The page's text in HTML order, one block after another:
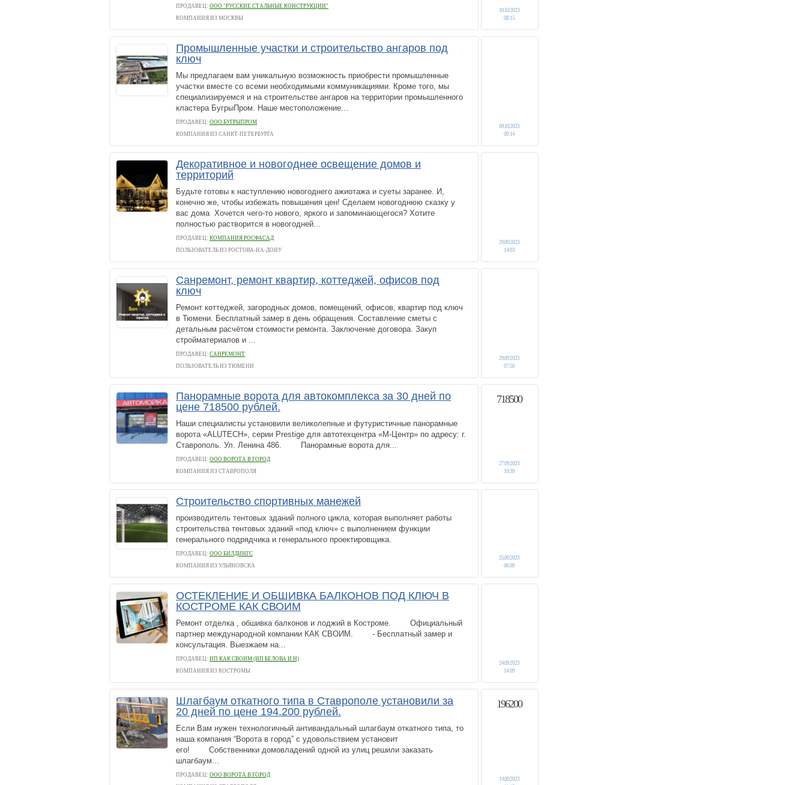
ПРОДАВЕЦ: ООО "РУССКИЕ СТАЛЬНЫЕ КОНСТРУКЦИИ"
КОМПАНИЯ ИЗ МОСКВЫ
10.10.2023
08:15
Промышленные участки и строительство ангаров под
ключ
Мы предлагаем вам уникальную возможность приобрести промышленные
участки вместе со всеми необходимыми коммуникациями. Кроме того, мы
специализируемся и на строительстве ангаров на территории промышленного
кластера БугрыПром. Наше местоположение...
ПРОДАВЕЦ: ООО БУГРЫПРОМ
КОМПАНИЯ ИЗ САНКТ-ПЕТЕРБУРГА
09.10.2023
09:14
Декоративное и новогоднее освещение домов и
территорий
Будьте готовы к наступлению новогоднего ажиотажа и суеты заранее. И,
конечно же, чтобы избежать повышения цен! Сделаем новогоднюю сказку у
вас дома Хочется чего-то нового, яркого и запоминающегося? Хотите
полностью растворится в новогодней...
ПРОДАВЕЦ: КОМПАНИЯ РОСФАСАД
ПОЛЬЗОВАТЕЛЬ ИЗ РОСТОВА-НА-ДОНУ
29.09.2023
14:03
Санремонт, ремонт квартир, коттеджей, офисов под
ключ
Ремонт коттеджей, загородных домов, помещений, офисов, квартир под ключ
в Тюмени. Бесплатный замер в день обращения. Составление сметы с
детальным расчётом стоимости ремонта. Заключение договора. Закуп
стройматериалов и ...
ПРОДАВЕЦ: САНРЕМОНТ
ПОЛЬЗОВАТЕЛЬ ИЗ ТЮМЕНИ
29.09.2023
07:50
Панорамные ворота для автокомплекса за 30 дней по
цене 718500 рублей.
Наши специалисты установили великолепные и футуристичные панорамные
ворота «ALUTECH», серии Prestige для автотехцентра «М-Центр» по адресу: г.
Ставрополь. Ул. Ленина 486. Панорамные ворота для...
ПРОДАВЕЦ: ООО ВОРОТА В ГОРОД
КОМПАНИЯ ИЗ СТАВРОПОЛЯ
718500
27.09.2023
19:39
Строительство спортивных манежей
производитель тентовых зданий полного цикла, которая выполняет работы
строительства тентовых зданий «под ключ» с выполнением функции
генерального подрядчика и генерального проектировщика.
ПРОДАВЕЦ: ООО БИЛДИНГС
КОМПАНИЯ ИЗ УЛЬЯНОВСКА
25.09.2023
06:09
ОСТЕКЛЕНИЕ И ОБШИВКА БАЛКОНОВ ПОД КЛЮЧ В
КОСТРОМЕ КАК СВОИМ
Ремонт отделка , обшивка балконов и лоджий в Костроме. Официальный
партнер международной компании КАК СВОИМ. - Бесплатный замер и
консультация. Выезжаем на...
ПРОДАВЕЦ: ИП КАК СВОИМ (ИП БЕЛОВА И.Н)
КОМПАНИЯ ИЗ КОСТРОМЫ
24.09.2023
14:09
Шлагбаум откатного типа в Ставрополе установили за
20 дней по цене 194.200 рублей.
Если Вам нужен технологичный антивандальный шлагбаум откатного типа, то
наша компания “Ворота в город” с удовольствием установит
его! Собственники домовладений одной из улиц решили заказать
шлагбаум...
ПРОДАВЕЦ: ООО ВОРОТА В ГОРОД
196200
14.09.2023